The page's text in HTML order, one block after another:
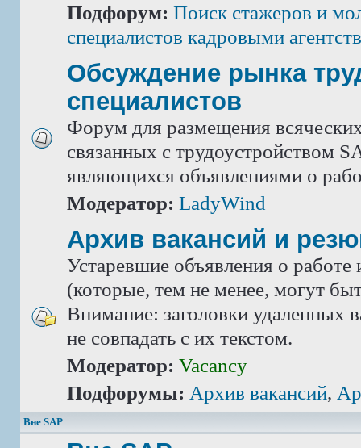
Подфорум: Поиск стажеров и
специалистов кадровыми
Обсуждение рынка
специалистов
Форум для размещения
связанных с трудоустройством
являющихся объявлениями о
Модератор: LadyWind
Архив вакансий и
Устаревшие объявления о работе
(которые, тем не менее, могут
Внимание: заголовки удаленных
не совпадать с их текстом.
Модератор: Vacancy
Подфорумы: Архив вакансий,
Вне SAP